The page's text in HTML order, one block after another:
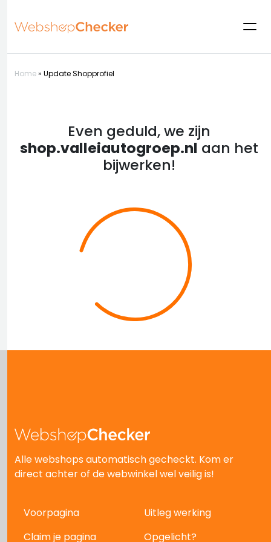
Home» Update Shopprofiel
Even geduld, we zijn
shop.valleiautogroep.nl aan het
bijwerken!
Alle webshops automatisch gecheckt. Kom er
direct achter of de webwinkel wel veilig is!
Voorpagina
Uitleg werking
Claim je pagina
Opgelicht?